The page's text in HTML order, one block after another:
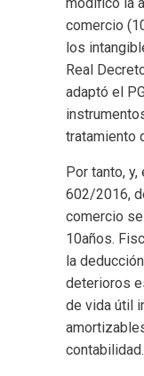
modificó la
comercio
los
Real
adaptó el
tratamiento
Por tanto,
602/2016,
comercio
10años.
la
deterioros
de vida útil
contabilidad.